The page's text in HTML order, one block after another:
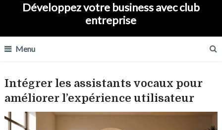
Développez votre business avec club
entreprise
Menu
Intégrer les assistants vocaux pour
améliorer l’expérience utilisateur